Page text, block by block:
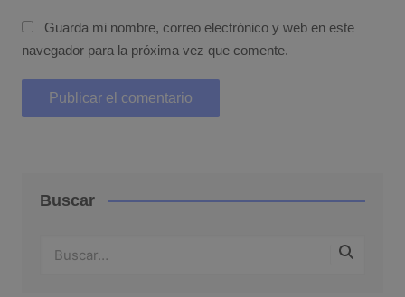
Guarda mi nombre, correo electrónico y web en este
navegador para la próxima vez que comente.
Buscar